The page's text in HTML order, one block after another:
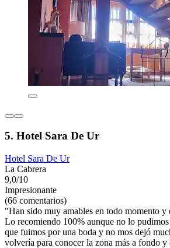
5. Hotel Sara De Ur
Hotel Sara De Ur
La Cabrera
9,0/10
Impresionante
(66 comentarios)
"Han sido muy amables en todo momento y
Lo recomiendo 100% aunque no lo
que fuimos por una boda y no mos dejó
volvería para conocer la zona más a fondo